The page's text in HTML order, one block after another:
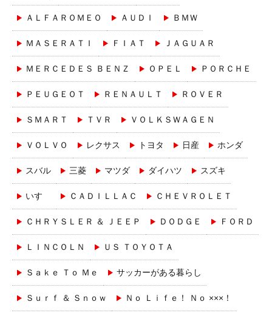
ＡＬＦＡＲＯＭＥＯ ＡＵＤＩ ＢＭＷ
ＭＡＳＥＲＡＴＩ ＦＩＡＴ ＪＡＧＵＡＲ
ＭＥＲＣＥＤＥＳ ＢＥＮＺ ＯＰＥＬ ＰＯＲＣＨＥ
ＰＥＵＧＥＯＴ ＲＥＮＡＵＬＴ ＲＯＶＥＲ
ＳＭＡＲＴ ＴＶＲ ＶＯＬＫＳＷＡＧＥＮ
ＶＯＬＶＯ レクサス トヨタ 日産 ホンダ
スバル 三菱 マツダ ダイハツ スズキ
いすゞ ＣＡＤＩＬＬＡＣ ＣＨＥＶＲＯＬＥＴ
ＣＨＲＹＳＬＥＲ ＆ ＪＥＥＰ ＤＯＤＧＥ ＦＯＲＤ
ＬＩＮＣＯＬＮ ＵＳ ＴＯＹＯＴＡ
Ｓａｋｅ Ｔｏ Ｍｅ サッカーがある暮らし
Ｓｕｒｆ ＆ Ｓｎｏｗ Ｎｏ Ｌｉｆｅ！ Ｎｏ ×××！